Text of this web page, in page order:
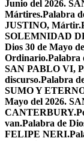
Junio del 2026.
Mártires.Palabra
JUSTINO, Mártir.
SOLEMNIDAD
Dios 30 de Mayo
Ordinario.Palabra
SAN PABLO VI,
discurso.Palabra
SUMO Y
Mayo del 2026.
CANTERBURY.
van.Palabra de
FELIPE NERI.